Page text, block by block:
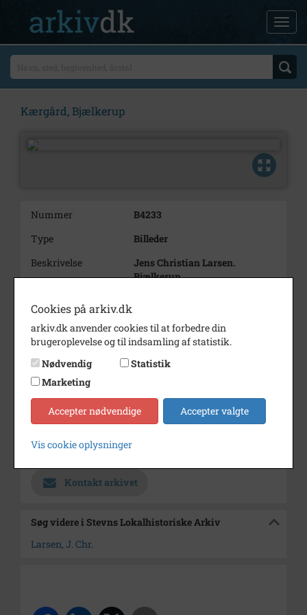
Kærgård, Bjælkerup
Nummer
B4233
Type
Billeder
Beskrivelse
Jens Christian Larsen.
Bjælkerup
Periode
Dateringsnote
Fotograf
Ukendt
Størrelse
6 x 11 cm
Arkiv
Kontakt arkivet
Søg videre i Stevns Lokalhistoriske Arkiv
Larsen, J. Chr.
Cookies på arkiv.dk
arkiv.dk anvender cookies til at forbedre din
brugeroplevelse og til indsamling af statistik.
Nødvendig
Statistik
Marketing
Accepter nødvendige Accepter valgte
Vis cookie oplysninger